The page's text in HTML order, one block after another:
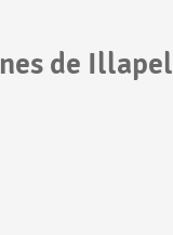
de Illapel